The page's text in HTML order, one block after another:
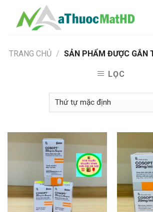
content
TRANG CHỦ / SẢN PHẨM ĐƯỢC GẮN
LỌC